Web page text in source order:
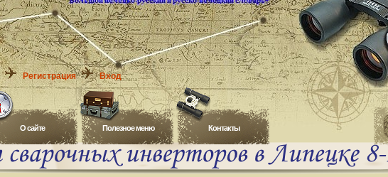
Регистрация Вход
O сайте Полезное меню Контакты